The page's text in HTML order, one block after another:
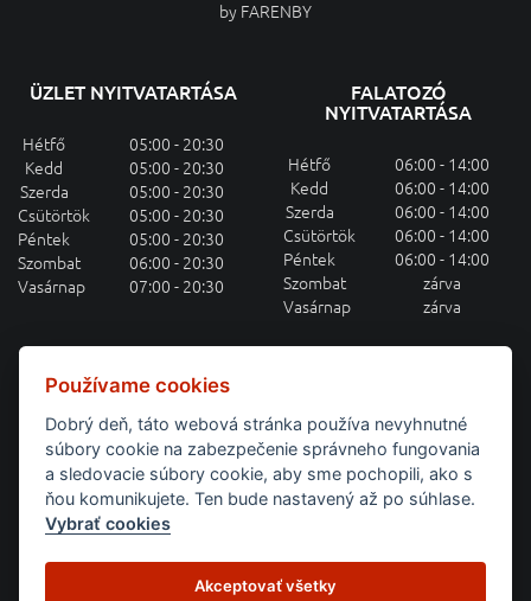
by FARENBY
ÜZLET NYITVATARTÁSA
Hétfő
05:00 - 20:30
Kedd
05:00 - 20:30
Szerda
05:00 - 20:30
Csütörtök
05:00 - 20:30
Péntek
05:00 - 20:30
Szombat
06:00 - 20:30
Vasárnap
07:00 - 20:30
FALATOZÓ
NYITVATARTÁSA
Hétfő
06:00 - 14:00
Kedd
06:00 - 14:00
Szerda
06:00 - 14:00
Csütörtök
06:00 - 14:00
Péntek
06:00 - 14:00
Szombat
zárva
Vasárnap
zárva
HETI MENÜAJÁNLAT E-MAILEN
Feliratkozás a heti menüajánlatra
BEJELENTKEZÉS
Týždenné menu Raňajky
Používame cookies
Dobrý deň, táto webová stránka používa nevyhnutné
súbory cookie na zabezpečenie správneho fungovania
a sledovacie súbory cookie, aby sme pochopili, ako s
ňou komunikujete. Ten bude nastavený až po súhlase.
Vybrať cookies
Akceptovať všetky